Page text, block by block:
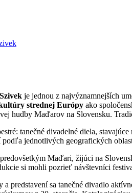
je jednou z najvýznamnejších
strednej Európy ako
hudby Maďarov na Slovensku.
tanečné divadelné diela,
jednotlivých geografických
Maďari, žijúci na
si mohli pozrieť návštevníci
a predstavení sa tanečné divadlo